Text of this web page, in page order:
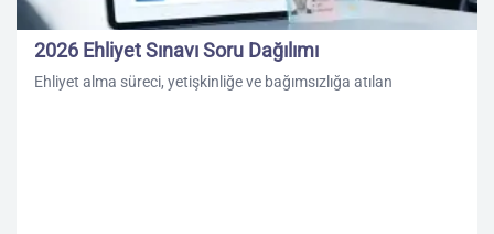
2026 Ehliyet Sınavı Soru Dağılımı
Ehliyet alma süreci, yetişkinliğe ve bağımsızlığa atılan